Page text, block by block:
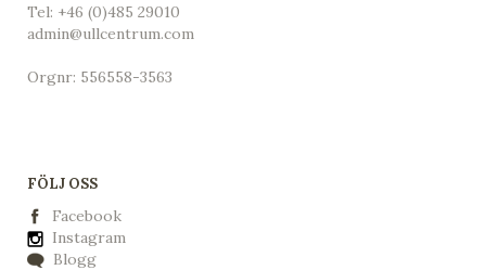
Tel: +46 (0)485 29010
admin@ullcentrum.com
Orgnr: 556558-3563
FÖLJ OSS
Facebook
Instagram
Blogg